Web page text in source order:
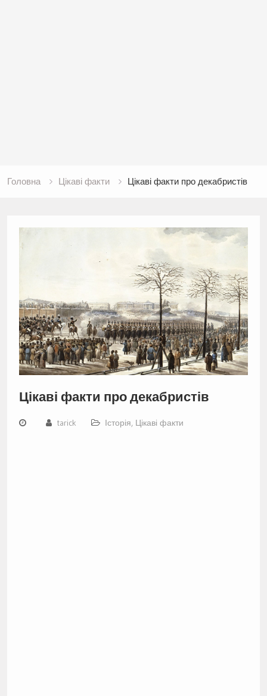
Головна Цікаві факти Цікаві факти про декабристів
Цікаві факти про декабристів
tarick Історія, Цікаві факти